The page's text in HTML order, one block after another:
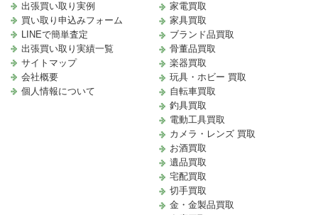
出張買い取り実例
買い取り申込みフォーム
LINEで簡単査定
出張買い取り実績一覧
サイトマップ
会社概要
個人情報について
家電買取
家具買取
ブランド品買取
骨董品買取
楽器買取
玩具・ホビー 買取
自転車買取
釣具買取
電動工具買取
カメラ・レンズ 買取
お酒買取
遺品買取
宅配買取
切手買取
金・金製品買取